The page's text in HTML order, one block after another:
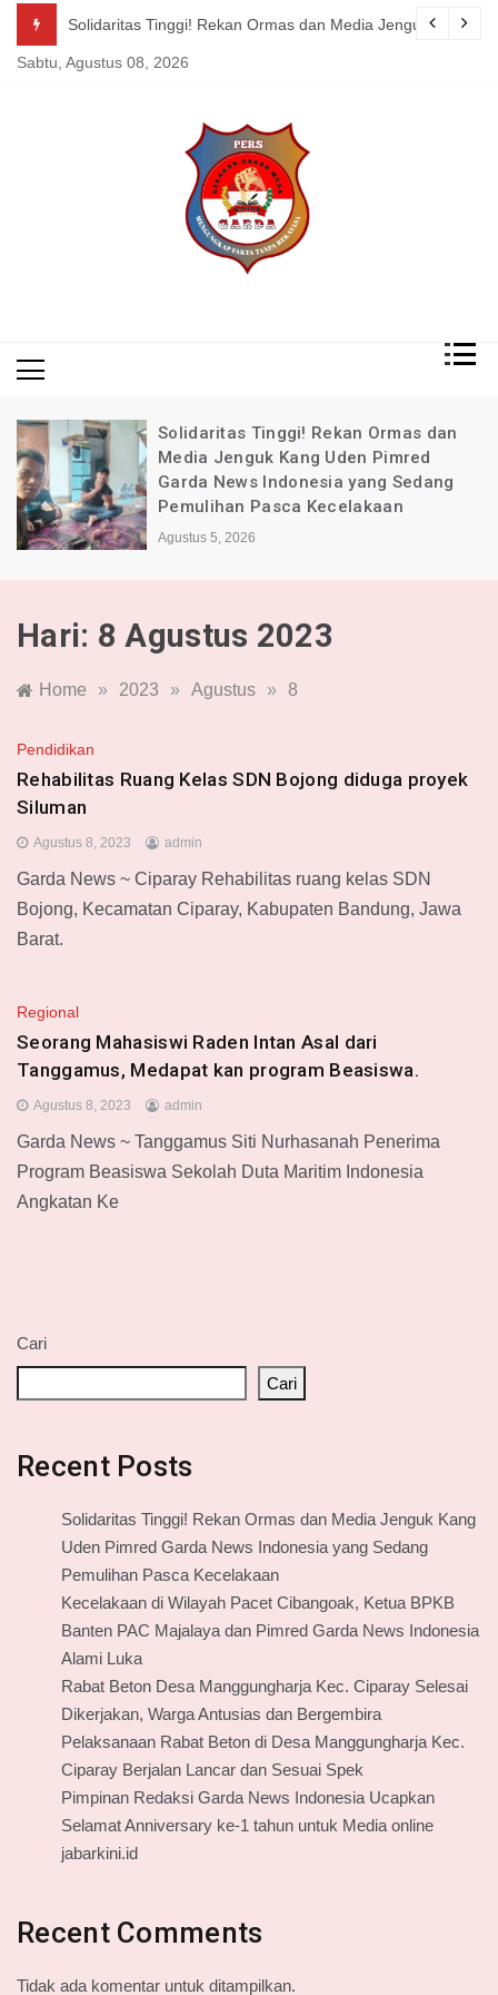
content
Dikabupaten Bandung !!!
Solidaritas Tinggi! Rekan Ormas dan Media Jenguk Kang
Sabtu, Agustus 08, 2026
Solidaritas Tinggi! Rekan Ormas dan
Media Jenguk Kang Uden Pimred
Garda News Indonesia yang Sedang
Pemulihan Pasca Kecelakaan
Agustus 5, 2026
Hari: 8 Agustus 2023
Home » 2023 » Agustus » 8
Pendidikan
Rehabilitas Ruang Kelas SDN Bojong diduga proyek
Siluman
Agustus 8, 2023 admin
Garda News ~ Ciparay Rehabilitas ruang kelas SDN
Bojong, Kecamatan Ciparay, Kabupaten Bandung, Jawa
Barat.
Regional
Seorang Mahasiswi Raden Intan Asal dari
Tanggamus, Medapat kan program Beasiswa.
Agustus 8, 2023 admin
Garda News ~ Tanggamus Siti Nurhasanah Penerima
Program Beasiswa Sekolah Duta Maritim Indonesia
Angkatan Ke
Cari
Cari
Recent Posts
Solidaritas Tinggi! Rekan Ormas dan Media Jenguk Kang
Uden Pimred Garda News Indonesia yang Sedang
Pemulihan Pasca Kecelakaan
Kecelakaan di Wilayah Pacet Cibangoak, Ketua BPKB
Banten PAC Majalaya dan Pimred Garda News Indonesia
Alami Luka
Rabat Beton Desa Manggungharja Kec. Ciparay Selesai
Dikerjakan, Warga Antusias dan Bergembira
Pelaksanaan Rabat Beton di Desa Manggungharja Kec.
Ciparay Berjalan Lancar dan Sesuai Spek
Pimpinan Redaksi Garda News Indonesia Ucapkan
Selamat Anniversary ke-1 tahun untuk Media online
jabarkini.id
Recent Comments
Tidak ada komentar untuk ditampilkan.